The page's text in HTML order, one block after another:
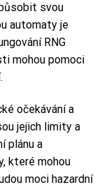
svou
automaty je
RNG
mohou pomoci
očekávání a
jejich limity a
plánu a
které mohou
moci hazardní